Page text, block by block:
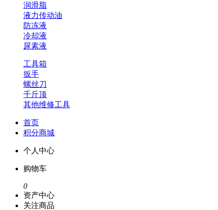
润滑脂
液力传动油
防冻液
冷却液
尿素液
工具箱
扳手
螺丝刀
千斤顶
其他维修工具
首页
积分商城
个人中心
购物车
0
资产中心
关注商品